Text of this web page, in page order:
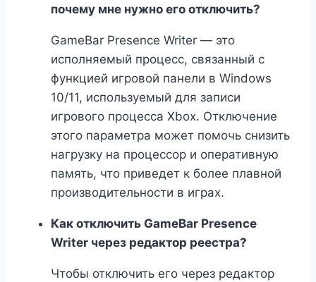
почему мне нужно его отключить?
GameBar Presence Writer — это
исполняемый процесс, связанный с
функцией игровой панели в Windows
10/11, используемый для записи
игрового процесса Xbox. Отключение
этого параметра может помочь снизить
нагрузку на процессор и оперативную
память, что приведет к более плавной
производительности в играх.
Как отключить GameBar Presence
Writer через редактор реестра?
Чтобы отключить его через редактор